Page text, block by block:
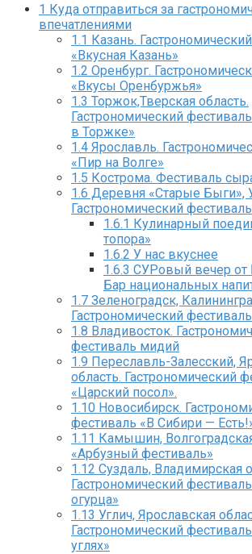
1 Куда отправиться за
впечатлениями
1.1 Казань.
«Вкусная Казань»
1.2 Оренбург.
«Вкусы Оренбуржья»
1.3 Торжок,Тверская область.
Гастрономический
в Торжке»
1.4 Ярославль.
«Пир на Волге»
1.5 Кострома. Фестиваль
1.6 Деревня «Старые Быги»,
Гастрономический
1.6.1 Кулинарный
топора»
1.6.2 У нас вкуснее
1.6.3 СУРовый вечер от
Бар национальных
1.7 Зеленоградск,
Гастрономический
1.8 Владивосток.
фестиваль мидий
1.9 Переславль-Залесский,
область. Гастрономический
«Царский посол».
1.10 Новосибирск.
фестиваль «В Сибири —
1.11 Камышин,
«Арбузный фестиваль»
1.12 Суздаль, Владимирская
Гастрономический
огурца»
1.13 Углич, Ярославская
Гастрономический
углях»